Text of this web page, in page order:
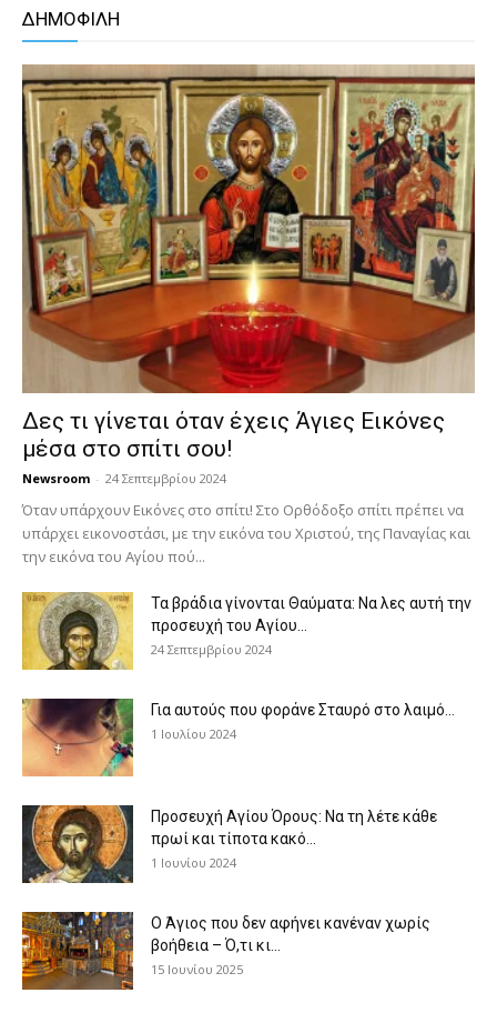
ΔΗΜΟΦΙΛΗ
Δες τι γίνεται όταν έχεις Άγιες Εικόνες
μέσα στο σπίτι σου!
Newsroom - 24 Σεπτεμβρίου 2024
Όταν υπάρχουν Εικόνες στο σπίτι! Στο Ορθόδοξο σπίτι πρέπει να
υπάρχει εικονοστάσι, με την εικόνα του Χριστού, της Παν­αγίας και
την εικόνα του Αγίου πού...
Τα βράδια γίνονται Θαύματα: Να λες αυτή την
προσευχή του Αγίου...
24 Σεπτεμβρίου 2024
Για αυτούς που φοράνε Σταυρό στο λαιμό…
1 Ιουλίου 2024
Προσευχή Αγίου Όρους: Να τη λέτε κάθε
πρωί και τίποτα κακό...
1 Ιουνίου 2024
Ο Άγιος που δεν αφήνει κανέναν χωρίς
βοήθεια – Ό,τι κι...
15 Ιουνίου 2025